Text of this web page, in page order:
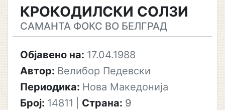
КРОКОДИЛСКИ СОЛЗИ
САМАНТА ФОКС ВО БЕЛГРАД
Објавено на: 17.04.1988
Автор: Велибор Педевски
Периодика: Нова Македонија
Број: 14811 Страна: 9